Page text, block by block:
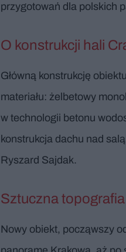
przygotowań dla polskich
O konstrukcji hali
Główną konstrukcję
materiału: żelbetowy
w technologii betonu
konstrukcja dachu nad
Ryszard Sajdak.
Sztuczna
Nowy obiekt, począwszy